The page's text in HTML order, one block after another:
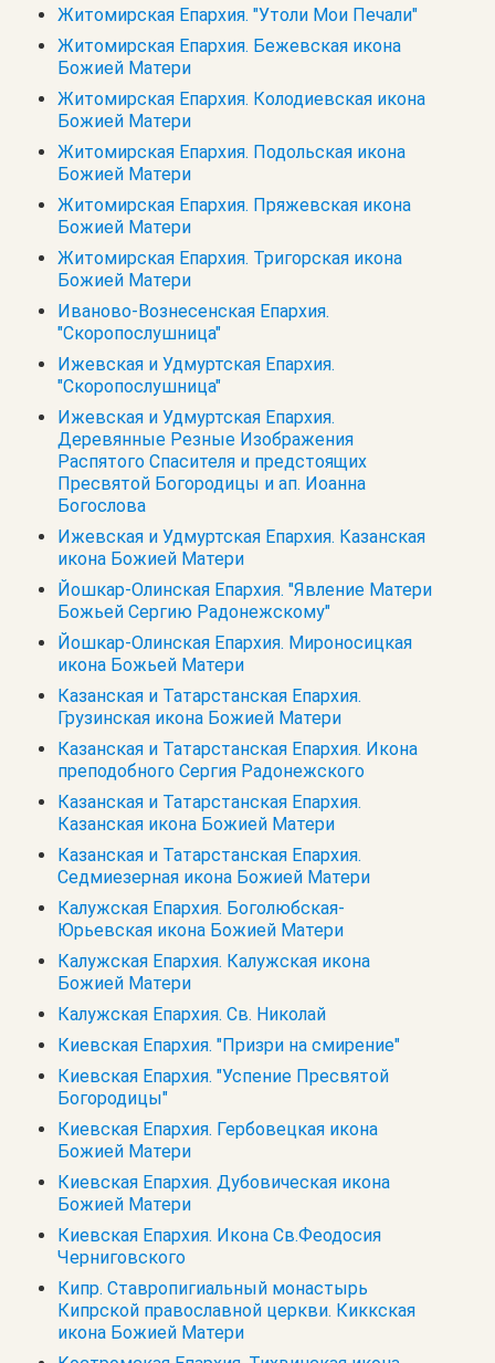
Житомирская Епархия. "Утоли Мои Печали"
Житомирская Епархия. Бежевская икона
Божией Матери
Житомирская Епархия. Колодиевская икона
Божией Матери
Житомирская Епархия. Подольская икона
Божией Матери
Житомирская Епархия. Пряжевская икона
Божией Матери
Житомирская Епархия. Тригорская икона
Божией Матери
Иваново-Вознесенская Епархия.
"Скоропослушница"
Ижевская и Удмуртская Епархия.
"Скоропослушница"
Ижевская и Удмуртская Епархия.
Деревянные Резные Изображения
Распятого Спасителя и предстоящих
Пресвятой Богородицы и ап. Иоанна
Богослова
Ижевская и Удмуртская Епархия. Казанская
икона Божией Матери
Йошкар-Олинская Епархия. "Явление Матери
Божьей Сергию Радонежскому"
Йошкар-Олинская Епархия. Мироносицкая
икона Божьей Матери
Казанская и Татарстанская Епархия.
Грузинская икона Божией Матери
Казанская и Татарстанская Епархия. Икона
преподобного Сергия Радонежского
Казанская и Татарстанская Епархия.
Казанская икона Божией Матери
Казанская и Татарстанская Епархия.
Седмиезерная икона Божией Матери
Калужская Епархия. Боголюбская-
Юрьевская икона Божией Матери
Калужская Епархия. Калужская икона
Божией Матери
Калужская Епархия. Св. Николай
Киевская Епархия. "Призри на смирение"
Киевская Епархия. "Успение Пресвятой
Богородицы"
Киевская Епархия. Гербовецкая икона
Божией Матери
Киевская Епархия. Дубовическая икона
Божией Матери
Киевская Епархия. Икона Св.Феодосия
Черниговского
Кипр. Cтавропигиальный монастырь
Кипрской православной церкви. Киккская
икона Божией Матери